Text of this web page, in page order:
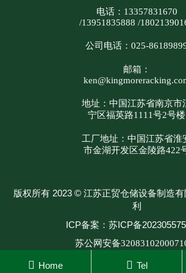
电话：13357831670
/13951835888 /
公司电话：025-
邮箱：
地址：中国江苏省南京市
宁区福英路1111号2号楼
工厂地址：中国江苏省淮
市金湖开发区金陵路422
版权所有 2023 © 江苏正贸仓储设备制造有
利
ICP备案：苏ICP备
苏公网安备
技术支持：BIBWIN
 Home  Tel